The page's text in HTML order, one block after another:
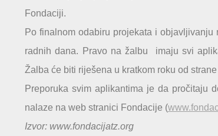
Po finalnom odabiru projekata i
radnih dana. Pravo na žalbu imaju svi
Žalba će biti riješena u kratkom roku od
Preporuka svim aplikantima je da pročitaju
nalaze na web stranici Fondacije (
Izvor: www.fondacijatz.org